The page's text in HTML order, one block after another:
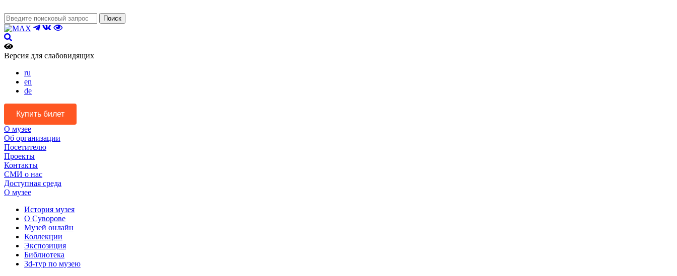
Поиск
Версия для слабовидящих
ru
en
de
Купить билет
О музее
Об организации
Посетителю
Проекты
Контакты
СМИ о нас
Доступная среда
О музее
История музея
О Суворове
Музей онлайн
Коллекции
Экспозиция
Библиотека
3d-тур по музею